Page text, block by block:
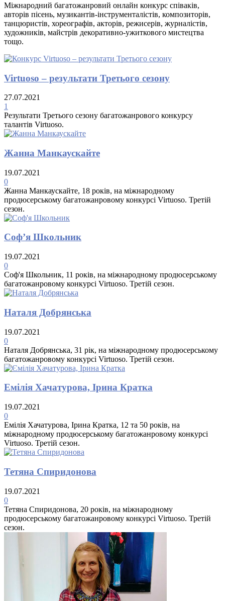
Міжнародний багатожанровий онлайн конкурс співаків,
авторів пісень, музикантів-інструменталістів, композиторів,
танцюристів, хореографів, акторів, режисерів, журналістів,
художників, майстрів декоративно-ужиткового мистецтва
тощо.
Virtuoso – результати Третього сезону
27.07.2021
1
Результати Третього сезону багатожанрового конкурсу
талантів Virtuoso.
Жанна Манкаускайте
19.07.2021
0
Жанна Манкаускайте, 18 років, на міжнародному
продюсерському багатожанровому конкурсі Virtuoso. Третій
сезон.
Соф’я Школьник
19.07.2021
0
Соф'я Школьник, 11 років, на міжнародному продюсерському
багатожанровому конкурсі Virtuoso. Третій сезон.
Наталя Добрянська
19.07.2021
0
Наталя Добрянська, 31 рік, на міжнародному продюсерському
багатожанровому конкурсі Virtuoso. Третій сезон.
Емілія Хачатурова, Ірина Кратка
19.07.2021
0
Емілія Хачатурова, Ірина Кратка, 12 та 50 років, на
міжнародному продюсерському багатожанровому конкурсі
Virtuoso. Третій сезон.
Тетяна Спиридонова
19.07.2021
0
Тетяна Спиридонова, 20 років, на міжнародному
продюсерському багатожанровому конкурсі Virtuoso. Третій
сезон.